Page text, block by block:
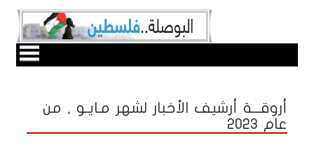
أروقـــة أرشيف الأخبار لشهر مـايـو , من
عام 2023